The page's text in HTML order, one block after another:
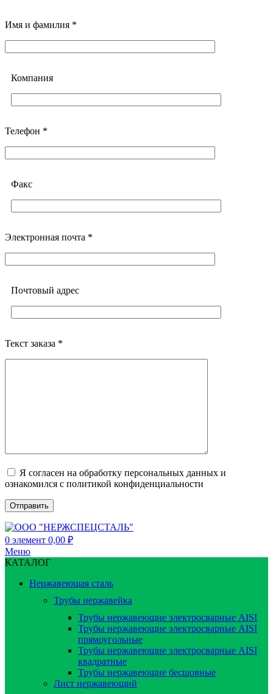
Имя и фамилия *
Компания
Телефон *
Факс
Электронная почта *
Почтовый адреc
Текст заказа *
Я согласен на обработку персональных данных и
ознакомился с политикой конфиденциальности
0 элемент 0,00 ₽
Меню
КАТАЛОГ
Нержавеющая сталь
Трубы нержавейка
Трубы нержавеющие электросварные AISI
Трубы нержавеющие электросварные AISI
прямоугольные
Трубы нержавеющие электросварные AISI
квадратные
Трубы нержавеющие бесшовные
Лист нержавеющий